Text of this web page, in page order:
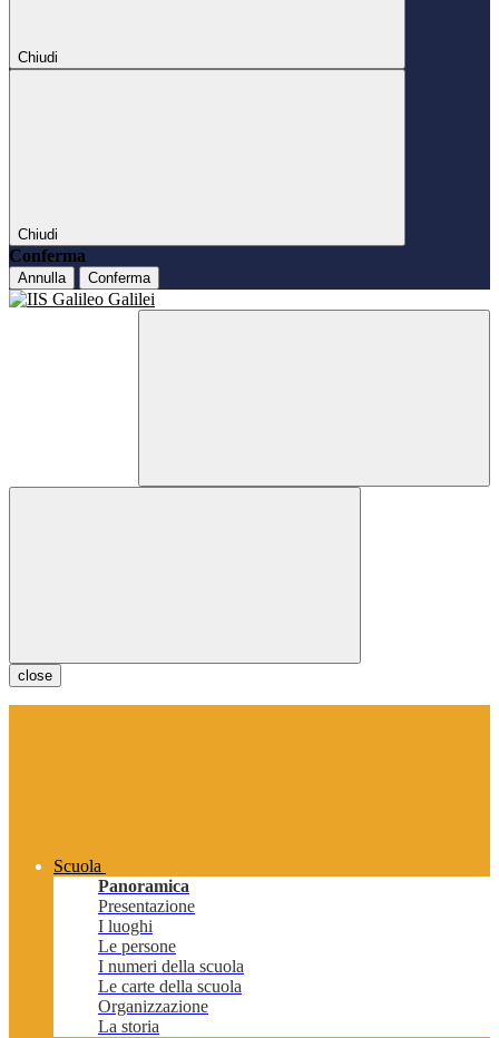
Chiudi
Chiudi
Conferma
Annulla Conferma
close
Scuola
Panoramica
Presentazione
I luoghi
Le persone
I numeri della scuola
Le carte della scuola
Organizzazione
La storia